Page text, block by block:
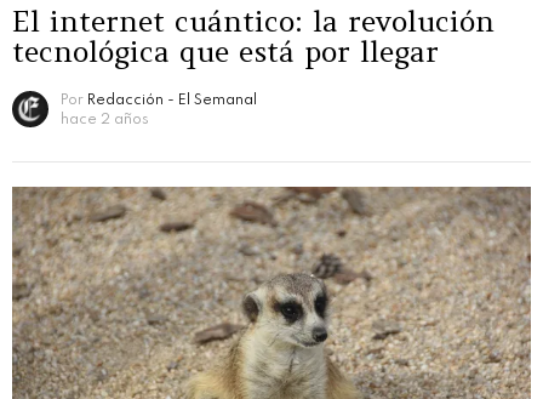
El internet cuántico: la revolución
tecnológica que está por llegar
Por Redacción - El Semanal
hace 2 años